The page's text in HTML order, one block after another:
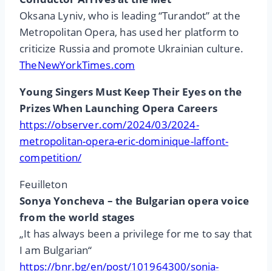
Oksana Lyniv, who is leading “Turandot” at the
Metropolitan Opera, has used her platform to
criticize Russia and promote Ukrainian culture.
TheNewYorkTimes.com
Young Singers Must Keep Their Eyes on the
Prizes When Launching Opera Careers
https://observer.com/2024/03/2024-
metropolitan-opera-eric-dominique-laffont-
competition/
Feuilleton
Sonya Yoncheva – the Bulgarian opera voice
from the world stages
„It has always been a privilege for me to say that
I am Bulgarian“
https://bnr.bg/en/post/101964300/sonia-